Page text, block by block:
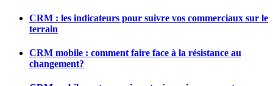
CRM : les indicateurs pour suivre vos commerciaux sur le
terrain
CRM mobile : comment faire face à la résistance au
changement?